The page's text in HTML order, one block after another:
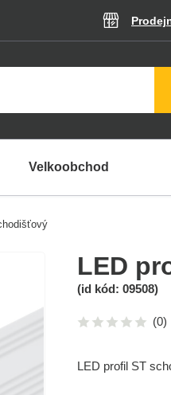
Velkoobchod
LED
(id kód: 09508)
(0)
LED profil ST